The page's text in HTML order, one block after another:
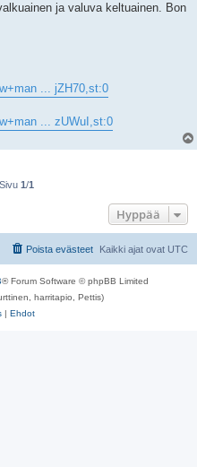
ja valuva keltuainen. Bon
... jZH70,st:0
... zUWuI,st:0
1/1
Hyppää
Kaikki ajat ovat UTC
Poista evästeet
® Forum Software © phpBB Limited
harritapio, Pettis)
| Ehdot